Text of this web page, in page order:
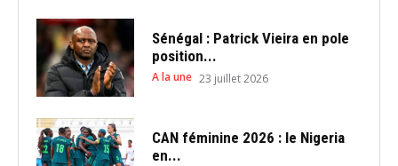
Sénégal : Patrick Vieira en pole
position...
A la une 23 juillet 2026
CAN féminine 2026 : le Nigeria
en...